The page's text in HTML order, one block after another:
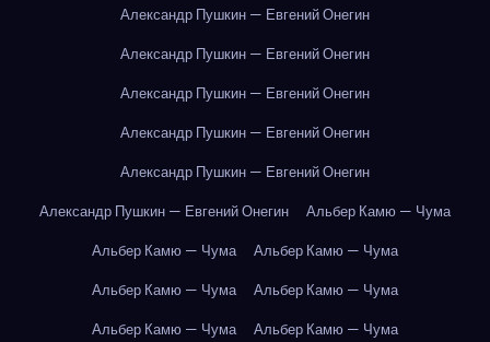
Александр Пушкин — Евгений Онегин
Александр Пушкин — Евгений Онегин
Александр Пушкин — Евгений Онегин
Александр Пушкин — Евгений Онегин
Александр Пушкин — Евгений Онегин
Александр Пушкин — Евгений Онегин
Альбер Камю — Чума
Альбер Камю — Чума
Альбер Камю — Чума
Альбер Камю — Чума
Альбер Камю — Чума
Альбер Камю — Чума
Альбер Камю — Чума